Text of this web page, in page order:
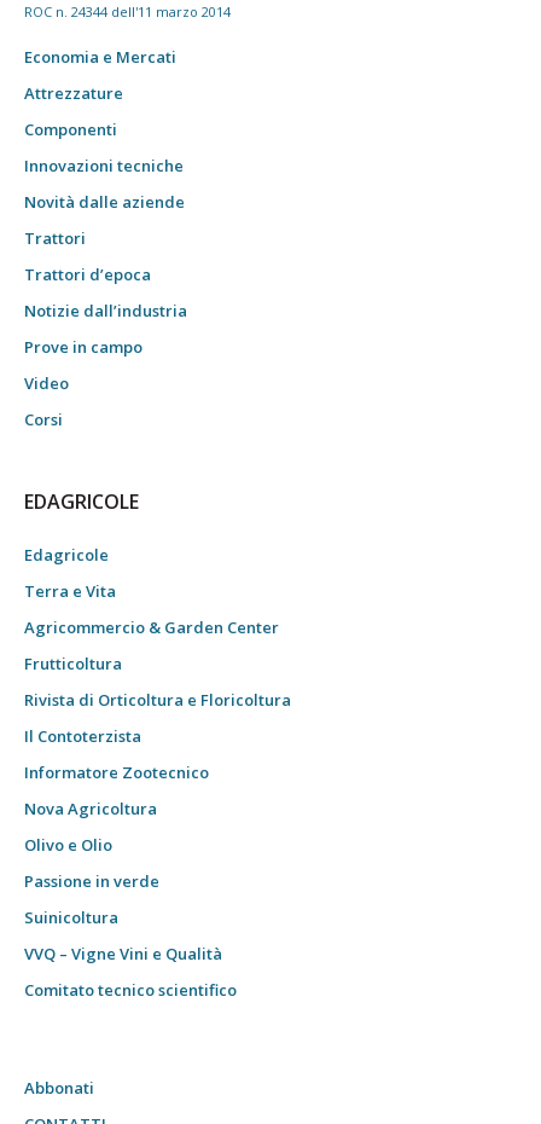
ROC n. 24344 dell'11 marzo 2014
Economia e Mercati
Attrezzature
Componenti
Innovazioni tecniche
Novità dalle aziende
Trattori
Trattori d’epoca
Notizie dall’industria
Prove in campo
Video
Corsi
EDAGRICOLE
Edagricole
Terra e Vita
Agricommercio & Garden Center
Frutticoltura
Rivista di Orticoltura e Floricoltura
Il Contoterzista
Informatore Zootecnico
Nova Agricoltura
Olivo e Olio
Passione in verde
Suinicoltura
VVQ – Vigne Vini e Qualità
Comitato tecnico scientifico
Abbonati